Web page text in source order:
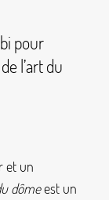
pour
l’art du
et un
dômeest un